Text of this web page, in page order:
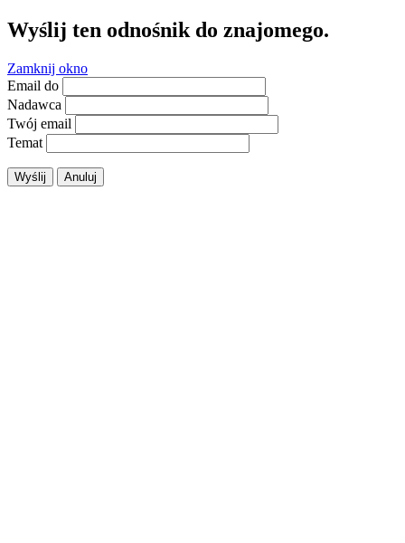
Wyślij ten odnośnik do znajomego.
Zamknij okno
Email do
Nadawca
Twój email
Temat
Wyślij Anuluj